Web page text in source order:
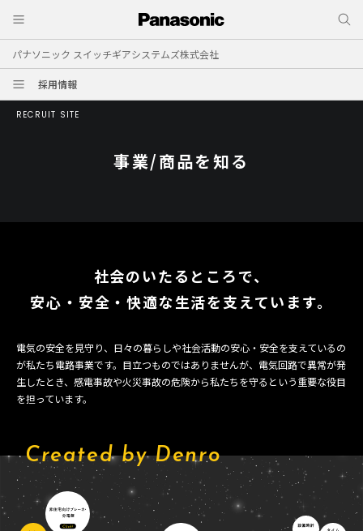
パナソニック スイッチギアシステムズ株式会社
採用情報
RECRUIT SITE
事業/商品を知る
社会のいたるところで、
安心・安全・快適な生活を支えています。
電気の安全を見守り、日々の暮らしや社会活動の安心・安全を支えているの
が私たち電路事業です。目立つものではありませんが、電気回路で異常が発
生したとき、感電事故や火災事故の危険から私たちを守るという重要な役目
を担っています。
Created by Denro